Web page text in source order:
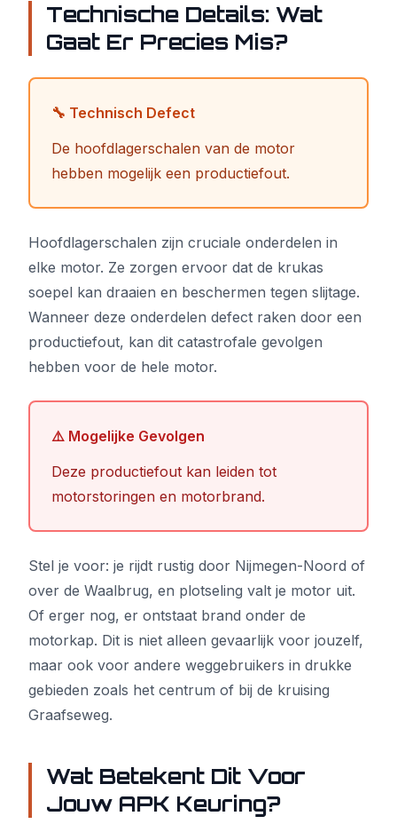
Technische Details: Wat
Gaat Er Precies Mis?
🔧 Technisch Defect
De hoofdlagerschalen van de motor
hebben mogelijk een productiefout.
Hoofdlagerschalen zijn cruciale onderdelen in
elke motor. Ze zorgen ervoor dat de krukas
soepel kan draaien en beschermen tegen slijtage.
Wanneer deze onderdelen defect raken door een
productiefout, kan dit catastrofale gevolgen
hebben voor de hele motor.
⚠️ Mogelijke Gevolgen
Deze productiefout kan leiden tot
motorstoringen en motorbrand.
Stel je voor: je rijdt rustig door Nijmegen-Noord of
over de Waalbrug, en plotseling valt je motor uit.
Of erger nog, er ontstaat brand onder de
motorkap. Dit is niet alleen gevaarlijk voor jouzelf,
maar ook voor andere weggebruikers in drukke
gebieden zoals het centrum of bij de kruising
Graafseweg.
Wat Betekent Dit Voor
Jouw APK Keuring?